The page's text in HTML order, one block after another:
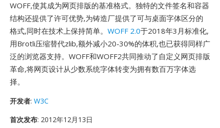
WOFF,使其成为网页排版的基准格式。独特的文件签名和容器
结构还提供了许可优势,为铸造厂提供了可与桌面字体区分的
格式,同时在技术上保持简单。 WOFF 2.0于2018年3月标准化,
用Brotli压缩替代zlib,额外减小20-30%的体积,也已获得同样广
泛的浏览器支持。WOFF和WOFF2共同推动了自定义网页排版
革命,将网页设计从少数系统字体转变为拥有数百万字体选
择。
开发者: W3C
首次发布: 2012年12月13日